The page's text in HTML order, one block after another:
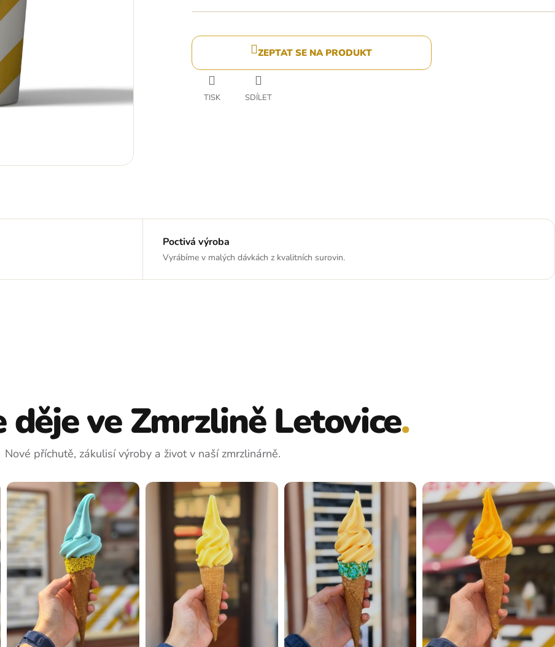
TISK
ZEPTAT SE NA PRODUKT
SDÍLET
Poctivá výroba
Vyrábíme v malých dávkách z kvalitních surovin.
děje ve Zmrzlině Letovice.
Nové příchutě, zákulisí výroby a život v naší zmrzlinárně.